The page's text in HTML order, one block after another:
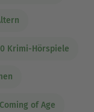
Krimi-Hörspiele
Coming of Age